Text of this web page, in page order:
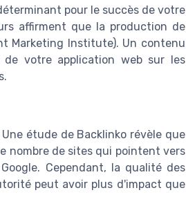
pour le succès de votre
affirment que la production de
Marketing Institute). Un contenu
votre application web sur les
étude de Backlinko révèle que
nombre de sites qui pointent vers
Cependant, la qualité des
peut avoir plus d'impact que